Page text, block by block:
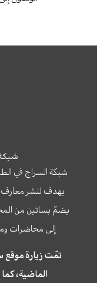
شبكة
شبكة السراج في
يهدف لنشر معارف
يضمّ بساتين من
إلى محاضرات
الماضية،